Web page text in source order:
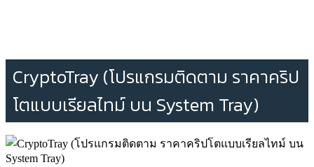
CryptoTray (โปรแกรมติดตาม ราคาคริป
โตแบบเรียลไทม์ บน System Tray)